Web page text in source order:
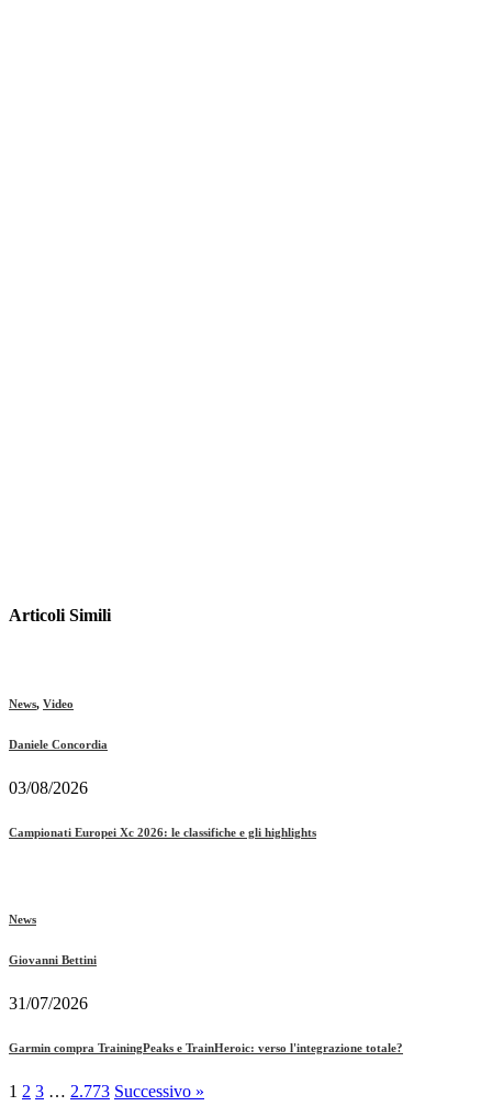
Articoli Simili
News, Video
Daniele Concordia
03/08/2026
Campionati Europei Xc 2026: le classifiche e gli highlights
News
Giovanni Bettini
31/07/2026
Garmin compra TrainingPeaks e TrainHeroic: verso l'integrazione totale?
1 2 3 … 2.773 Successivo »